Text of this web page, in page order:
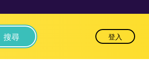
搜尋 登入